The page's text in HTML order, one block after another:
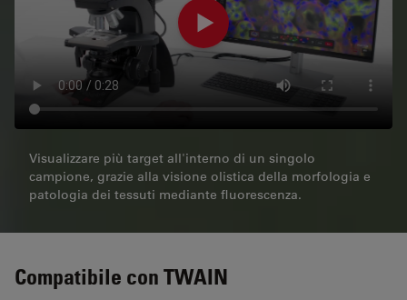
Visualizzare più target all'interno di un singolo
campione, grazie alla visione olistica della morfologia e
patologia dei tessuti mediante fluorescenza.
Compatibile con TWAIN